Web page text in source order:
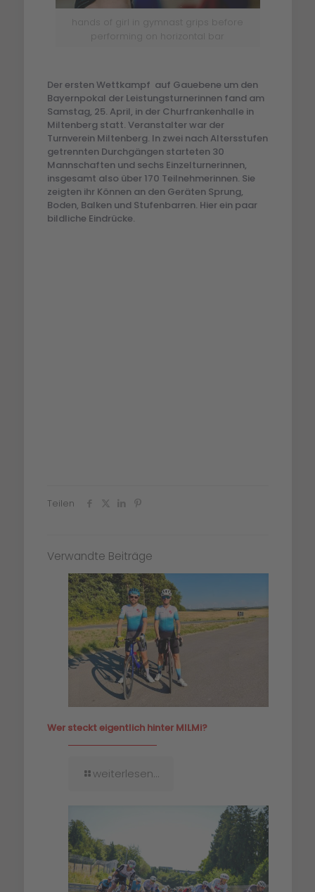
hands of girl in gymnast grips before
performing on horizontal bar
Der ersten Wettkampf auf Gauebene um den
Bayernpokal der Leistungsturnerinnen fand am
Samstag, 25. April, in der Churfrankenhalle in
Miltenberg statt. Veranstalter war der
Turnverein Miltenberg. In zwei nach Altersstufen
getrennten Durchgängen starteten 30
Mannschaften und sechs Einzelturnerinnen,
insgesamt also über 170 Teilnehmerinnen. Sie
zeigten ihr Können an den Geräten Sprung,
Boden, Balken und Stufenbarren. Hier ein paar
bildliche Eindrücke.
Teilen
Verwandte Beiträge
Wer steckt eigentlich hinter MILMi?
weiterlesen...